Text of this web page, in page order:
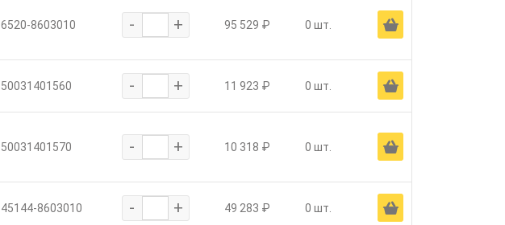
6520-8603010 - + 95 529 ₽ 0 шт. Ä
50031401560 - + 11 923 ₽ 0 шт. Ä
50031401570 - + 10 318 ₽ 0 шт. Ä
45144-8603010 - + 49 283 ₽ 0 шт. Ä